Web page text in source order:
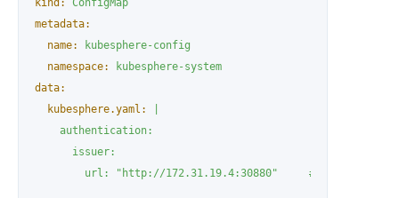
kind:
ConfigMap
metadata:
name:
kubesphere-config
namespace:
kubesphere-system
data:
kubesphere.yaml:
    authentication:
      issuer:
url: "http://172.31.19.4:30880"     # 确认 issuer